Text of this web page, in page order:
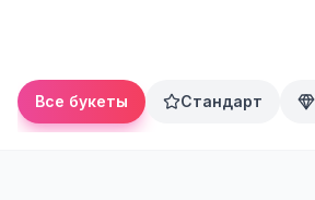
Все букеты Стандарт